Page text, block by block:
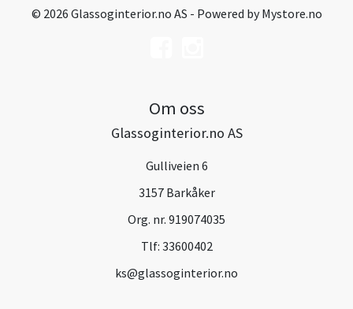
© 2026 Glassoginterior.no AS - Powered byMystore.no
Om oss
Glassoginterior.no AS
Gulliveien 6
3157 Barkåker
Org. nr. 919074035
Tlf: 33600402
ks@glassoginterior.no